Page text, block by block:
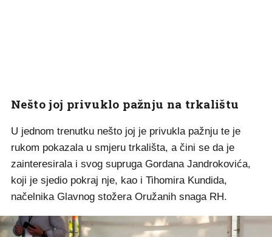
Nešto joj privuklo pažnju na trkalištu
U jednom trenutku nešto joj je privukla pažnju te je
rukom pokazala u smjeru trkališta, a čini se da je
zainteresirala i svog supruga Gordana Jandrokovića,
koji je sjedio pokraj nje, kao i Tihomira Kundida,
načelnika Glavnog stožera Oružanih snaga RH.